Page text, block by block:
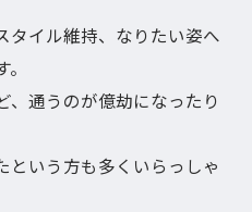
タイル維持、なりたい姿へ
、通うのが億劫になったり
という方も多くいらっしゃ